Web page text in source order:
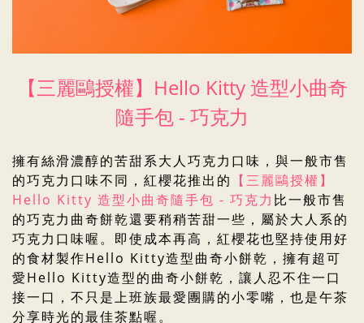
【三麗鷗授權】 Hello Kitty 造型小曲奇
隨手包 - 巧克力
擁有絲滑濃醇的苦甜系大人巧克力口味，與一般市售
的巧克力口味不同，紅櫻花推出的 【三麗鷗授權】
Hello Kitty 造型小曲奇隨手包 - 巧克力 比一般市售
的巧克力曲奇餅乾還要稍稍苦甜一些，屬於大人系的
巧克力口味喔。 即使成本再高，紅櫻花也堅持使用好
的食材製作Hello Kitty造型曲奇小餅乾，擁有超可
愛Hello Kitty造型的曲奇小餅乾 ，讓人忍不住一口
接一口 ， 不只是上班族最愛團購的小零嘴，也是午茶
分享時光的最佳茶點喔。